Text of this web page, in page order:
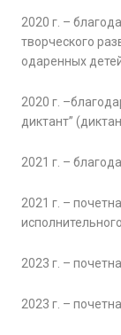
2020 г. –
творческого
одаренных
2020 г.
диктант”
2021 г. –
2021 г. –
2023 г. –
2023 г. –